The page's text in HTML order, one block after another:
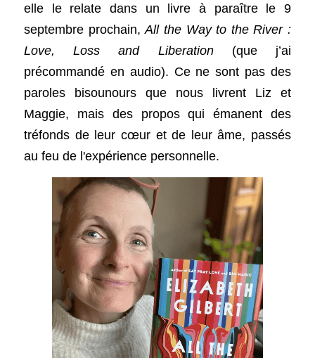
elle le relate dans un livre à paraître le 9
septembre prochain, All the Way to the River :
Love, Loss and Liberation (que j’ai
précommandé en audio). Ce ne sont pas des
paroles bisounours que nous livrent Liz et
Maggie, mais des propos qui émanent des
tréfonds de leur cœur et de leur âme, passés
au feu de l'expérience personnelle.